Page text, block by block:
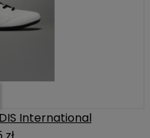
International